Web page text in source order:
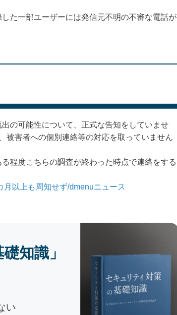
た一部ユーザーには発信元不明の不審な電話が
の可能性について、正式な告知をしていませ
被害者への個別連絡等の対応を取っていません
程度こちらの調査が終わった時点で連絡をする
以上も周知せず/dmenuニュース
知識」
い